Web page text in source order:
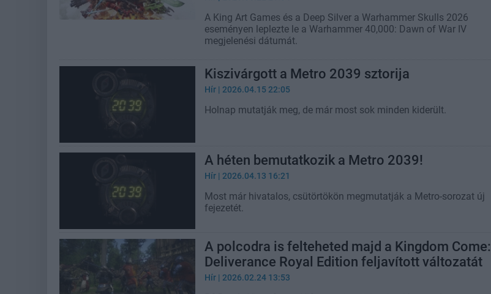
A King Art Games és a Deep Silver a Warhammer Skulls 2026
eseményen leplezte le a Warhammer 40,000: Dawn of War IV
megjelenési dátumát.
Kiszivárgott a Metro 2039 sztorija
Hír | 2026.04.15 22:05
Holnap mutatják meg, de már most sok minden kiderült.
A héten bemutatkozik a Metro 2039!
Hír | 2026.04.13 16:21
Most már hivatalos, csütörtökön megmutatják a Metro-sorozat új
fejezetét.
A polcodra is felteheted majd a Kingdom Come:
Deliverance Royal Edition feljavított változatát
Hír | 2026.02.24 13:53